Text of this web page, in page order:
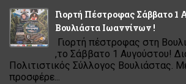
Γιορτή Πέστροφας Σάββατο 1
Βουλιάστα Ιωαννίνων !
Γιορτή πέστροφας στη
,το Σάββατο 1 Αυγούστου!
Πολιτιστικός Σύλλογος Βουλιάστας.
προσφέρε...